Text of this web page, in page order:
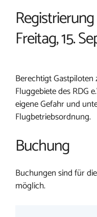
Freitag, 15.
Berechtigt
Fluggebiete des RDG
eigene Gefahr und
Flugbetriebsordnung.
Buchung
Buchungen sind für
möglich.